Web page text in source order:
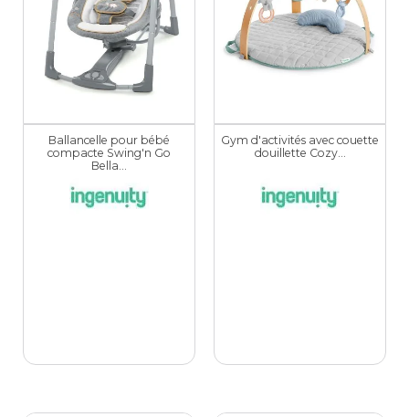
Ballancelle pour bébé
compacte Swing'n Go
Bella...
Gym d'activités avec couette
douillette Cozy...